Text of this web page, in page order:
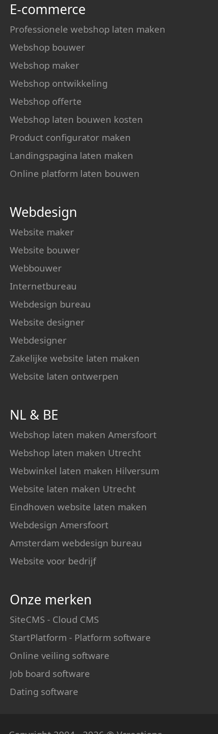
E-commerce
Professionele webshop laten maken
Webshop bouwer
Webshop maker
Webshop ontwikkeling
Webshop offerte
Webshop laten bouwen kosten
Product configurator maken
Landingspagina laten maken
Online platform laten bouwen
Webdesign
Website maker
Website bouwer
Webbouwer
Internetbureau
Webdesign bureau
Website designer
Webdesigner
Zakelijke website laten maken
Website laten ontwerpen
NL & BE
Webshop laten maken Amersfoort
Webshop laten maken Utrecht
Webwinkel laten maken Hilversum
Website laten maken Utrecht
Eindhoven website laten maken
Webdesign Amersfoort
Amsterdam webdesign bureau
Website voor bedrijf
Onze merken
SiteCMS - Cloud CMS
StartPlatform - Platform software
Online veiling software
Job board software
Dating software